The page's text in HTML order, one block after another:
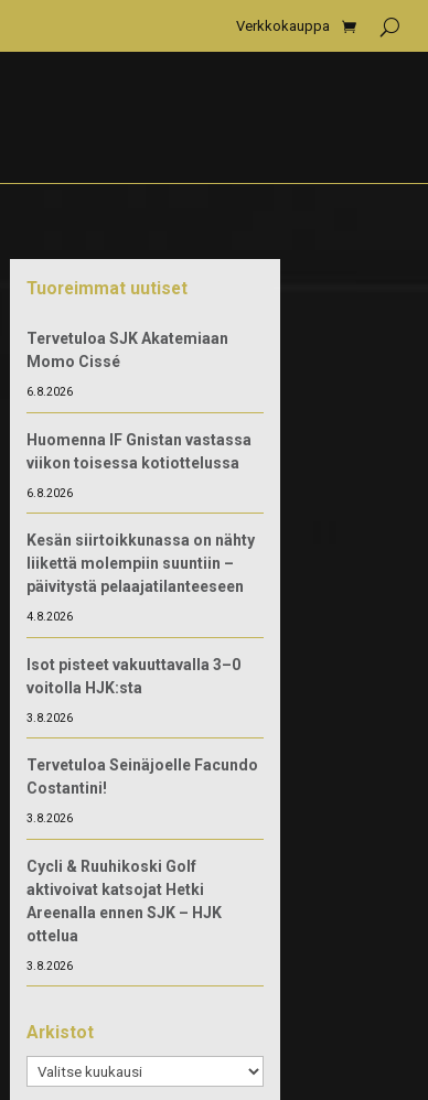
Verkkokauppa
Tuoreimmat uutiset
Tervetuloa SJK Akatemiaan
Momo Cissé
6.8.2026
Huomenna IF Gnistan vastassa
viikon toisessa kotiottelussa
6.8.2026
Kesän siirtoikkunassa on nähty
liikettä molempiin suuntiin –
päivitystä pelaajatilanteeseen
4.8.2026
Isot pisteet vakuuttavalla 3–0
voitolla HJK:sta
3.8.2026
Tervetuloa Seinäjoelle Facundo
Costantini!
3.8.2026
Cycli & Ruuhikoski Golf
aktivoivat katsojat Hetki
Areenalla ennen SJK – HJK
ottelua
3.8.2026
Arkistot
Arkistot